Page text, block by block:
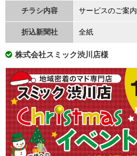
チラシ内容 サービスのご案内
折込新聞社 全紙
株式会社スミック渋川店様